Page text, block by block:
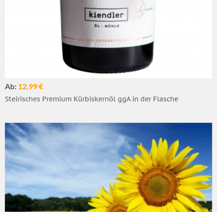
Ab: 12,99 €
Steirisches Premium Kürbiskernöl ggA in der Flasche